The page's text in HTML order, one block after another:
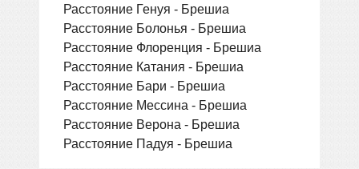
Расстояние Генуя - Брешиа
Расстояние Болонья - Брешиа
Расстояние Флоренция - Брешиа
Расстояние Катания - Брешиа
Расстояние Бари - Брешиа
Расстояние Мессина - Брешиа
Расстояние Верона - Брешиа
Расстояние Падуя - Брешиа